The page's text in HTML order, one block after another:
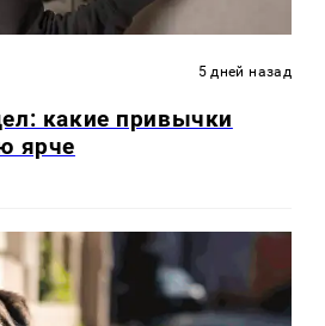
5 дней назад
какие привычки
ярче